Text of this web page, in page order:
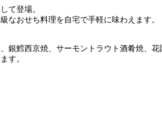
て登場。
なおせち料理を自宅で手軽に味わえます。
鱈西京焼、サーモントラウト酒肴焼、
す。